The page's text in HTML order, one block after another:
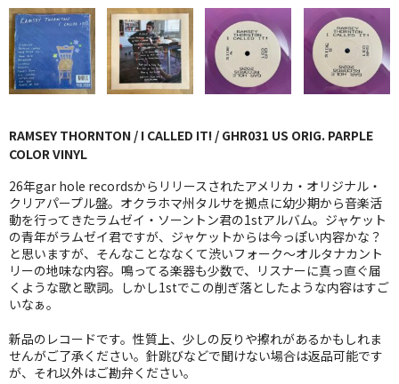
JAZZ-EU
JAZZ-JP
J-POP
ROCK
FOLK,SSW
WORLD
その他
7INC
レア盤（1万円以上）
RAMSEY THORNTON / I CALLED IT! / GHR031 US ORIG. PARPLE
COLOR VINYL
26年gar hole recordsからリリースされたアメリカ・オリジナル・
クリアパープル盤。オクラホマ州タルサを拠点に幼少期から音楽活
動を行ってきたラムゼイ・ソーントン君の1stアルバム。ジャケット
の青年がラムゼイ君ですが、ジャケットからは今っぽい内容かな？
と思いますが、そんなことななくて渋いフォーク〜オルタナカント
リーの地味な内容。鳴ってる楽器も少数で、リスナーに真っ直ぐ届
くような歌と歌詞。しかし1stでこの削ぎ落としたような内容はすご
いなぁ。
新品のレコードです。性質上、少しの反りや擦れがあるかもしれま
せんがご了承ください。針跳びなどで聞けない場合は返品可能です
が、それ以外はご勘弁ください。